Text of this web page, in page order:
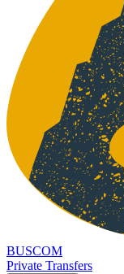
BUSCOM
Private Transfers